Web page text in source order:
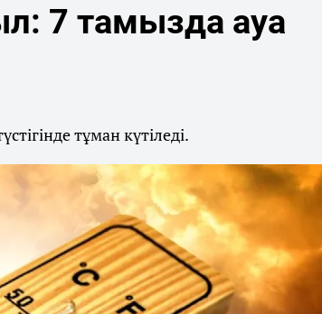
7 тамызда ауа
тұман күтіледі.